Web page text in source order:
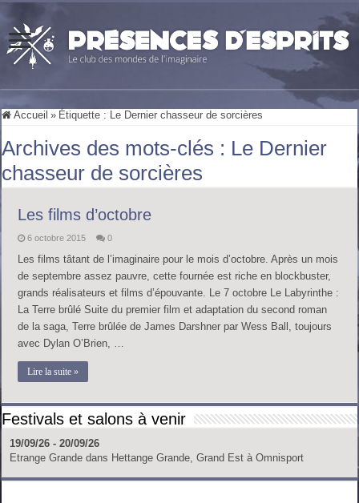
Accueil » Étiquette : Le Dernier chasseur de sorcières
Archives des mots-clés : Le Dernier
chasseur de sorcières
Les films d’octobre
6 octobre 2015 0
Les films tâtant de l’imaginaire pour le mois d’octobre. Après un mois
de septembre assez pauvre, cette fournée est riche en blockbuster,
grands réalisateurs et films d’épouvante. Le 7 octobre Le Labyrinthe :
La Terre brûlé Suite du premier film et adaptation du second roman
de la saga, Terre brûlée de James Darshner par Wess Ball, toujours
avec Dylan O’Brien, …
Lire la suite »
Festivals et salons à venir
19/09/26 - 20/09/26
Etrange Grande dans Hettange Grande, Grand Est à Omnisport